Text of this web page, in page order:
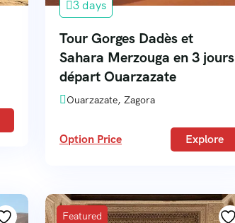
3 days
Tour Gorges Dadès et
Sahara Merzouga en 3 jours
départ Ouarzazate
Ouarzazate, Zagora
Option Price Explore
Featured